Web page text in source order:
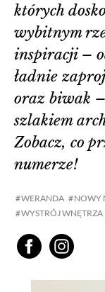
WERANDA NOWY
WYSTRÓJ WNĘTRZA
których
wybitnym
inspiracji –
ładnie
oraz biwak
szlakiem
Zobacz, co
numerze!